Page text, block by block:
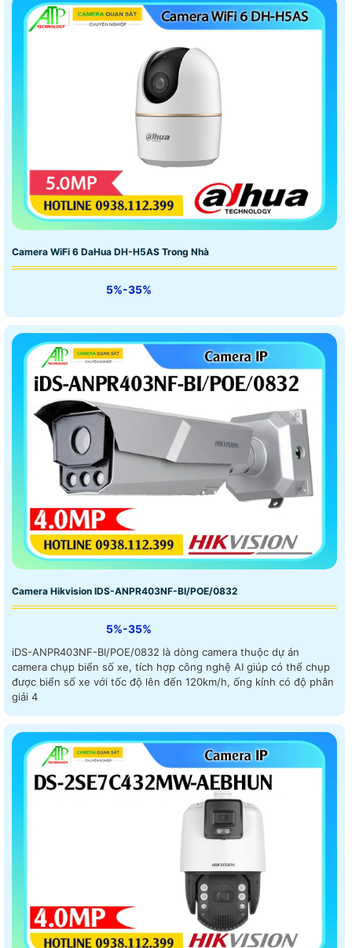
Camera WiFi 6 DaHua DH-H5AS Trong Nhà
5%-35%
Camera Hikvision IDS-ANPR403NF-BI/POE/0832
5%-35%
iDS-ANPR403NF-BI/POE/0832 là dòng camera thuộc dự án
camera chụp biển số xe, tích hợp công nghệ AI giúp có thể chụp
được biển số xe với tốc độ lên đến 120km/h, ống kính có độ phân
giải 4